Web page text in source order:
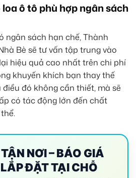
ô tô phù hợp ngân sách
ngân sách hạn chế, Thành
Bè sẽ tư vấn tập trung vào
hiệu quả cao nhất trên chi phí
khuyến khích bạn thay thế
đó không cần thiết, mà sẽ
có tác động lớn đến chất
NƠI – BÁO GIÁ
ĐẶT TẠI CHỖ